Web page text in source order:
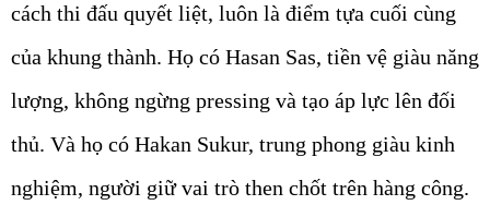
cách thi đấu quyết liệt, luôn là điểm tựa cuối cùng
của khung thành. Họ có Hasan Sas, tiền vệ giàu năng
lượng, không ngừng pressing và tạo áp lực lên đối
thủ. Và họ có Hakan Sukur, trung phong giàu kinh
nghiệm, người giữ vai trò then chốt trên hàng công.